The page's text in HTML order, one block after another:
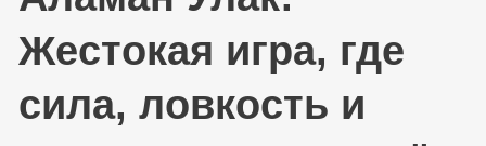
сила, ловкость и
лошадь решают всё
1 января 2024